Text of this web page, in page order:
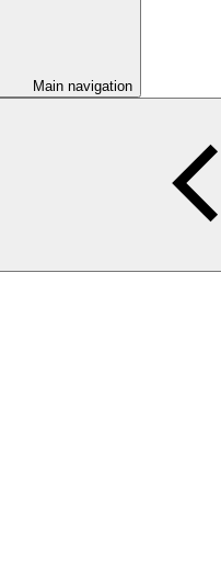
Main navigation